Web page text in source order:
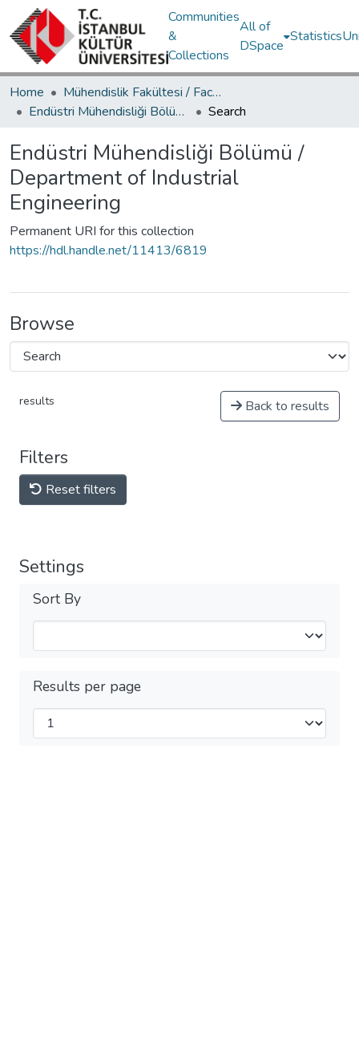
Communities
&
Collections
All of
DSpace
Statistics
Home
Mühendislik Fakültesi / Faculty of Engineering
Endüstri Mühendisliği Bölümü / Department of Industrial Engineering
Search
Endüstri Mühendisliği Bölümü /
Department of Industrial
Engineering
Permanent URI for this collection
https://hdl.handle.net/11413/6819
Browse
results Back to results
Filters
Reset filters
Settings
Sort By
Results per page